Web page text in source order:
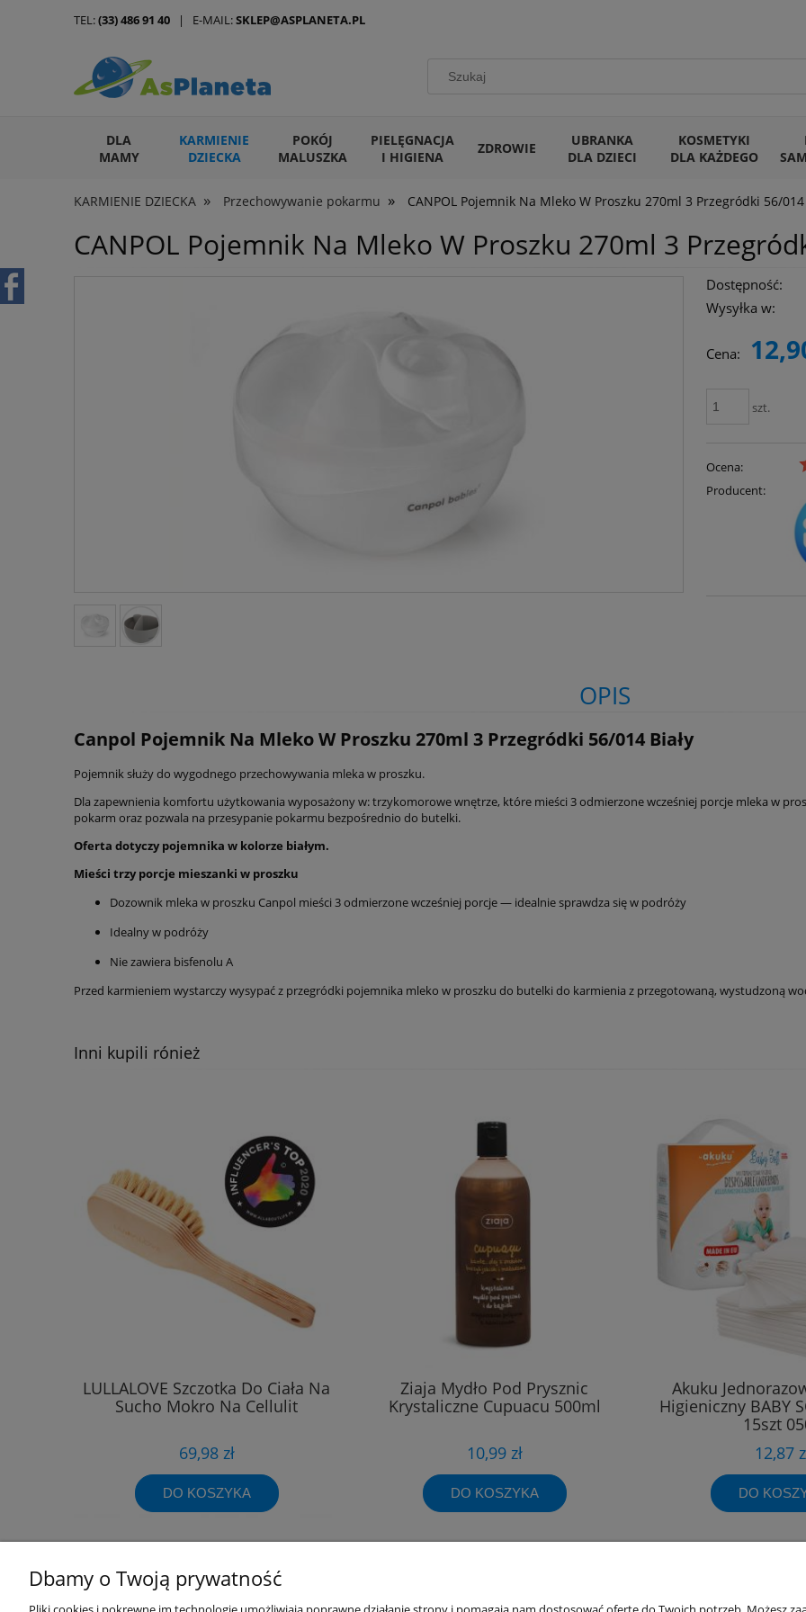
DLA
MAMY
KARMIENIE
DZIECKA
POKÓJ
MALUSZKA
PIELĘGNACJA
I HIGIENA
ZDROWIE
UBRANKA
DLA DZIECI
KOSMETYKI
DLA KAŻDEGO
ARTYKUŁY DLA ZWIERZĄT
KARMIENIE DZIECKA » Przechowywanie pokarmu » CANPOL Pojemnik Na Mleko W Proszku 270ml 3 Przegródki 56/014
TEL:(33) 486 91 40 | E-MAIL:SKLEP@ASPLANETA.PL
CANPOL Pojemnik Na Mleko W Proszku 270ml 3
Dostępność:
Wysyłka w:
Cena:
szt.
Ocena:
Producent:
OPIS
Canpol Pojemnik Na Mleko W Proszku 270ml 3 Przegródki 56/014 Biały
Pojemnik służy do wygodnego przechowywania mleka w proszku.
Dla zapewnienia komfortu użytkowania wyposażony w: trzykomorowe wnętrze, które mieści 3 odmierzone wcześniej porcje mleka w
pokarm oraz pozwala na przesypanie pokarmu bezpośrednio do butelki.
Oferta dotyczy pojemnika w kolorze białym.
Mieści trzy porcje mieszanki w proszku
Dozownik mleka w proszku Canpol mieści 3 odmierzone wcześniej porcje — idealnie sprawdza się w podróży
Idealny w podróży
Nie zawiera bisfenolu A
Przed karmieniem wystarczy wysypać z przegródki pojemnika mleko w proszku do butelki do karmienia z przegotowaną, wystudzoną
Inni kupili rónież
LULLALOVE Szczotka Do Ciała Na
Sucho Mokro Na Cellulit
69,98 zł
DO KOSZYKA
Ziaja Mydło Pod Prysznic
Krystaliczne Cupuacu 500ml
10,99 zł
DO KOSZYKA
Akuku
Higieniczny BABY
15szt
12,87
DO
Dbamy o Twoją prywatność